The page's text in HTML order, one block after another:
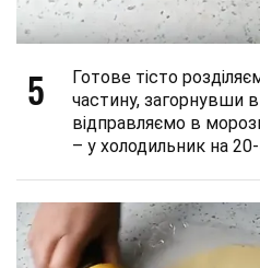
5
Готове тісто
частину, загорнувши
відправляємо в
– у холодильник на